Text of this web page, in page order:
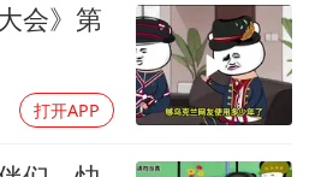
会》第
打开APP